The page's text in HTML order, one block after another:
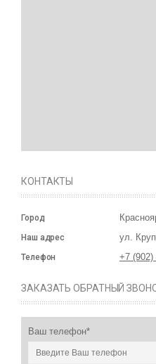
КОНТАКТЫ
Город
Наш адрес ул.
Телефон +7 (902)
ЗАКАЗАТЬ ОБРАТНЫЙ
Ваш телефон*